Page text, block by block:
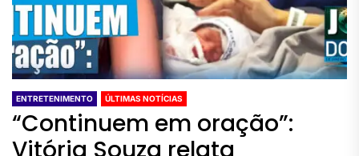
ENTRETENIMENTO ÚLTIMAS NOTÍCIAS
“Continuem em oração”: